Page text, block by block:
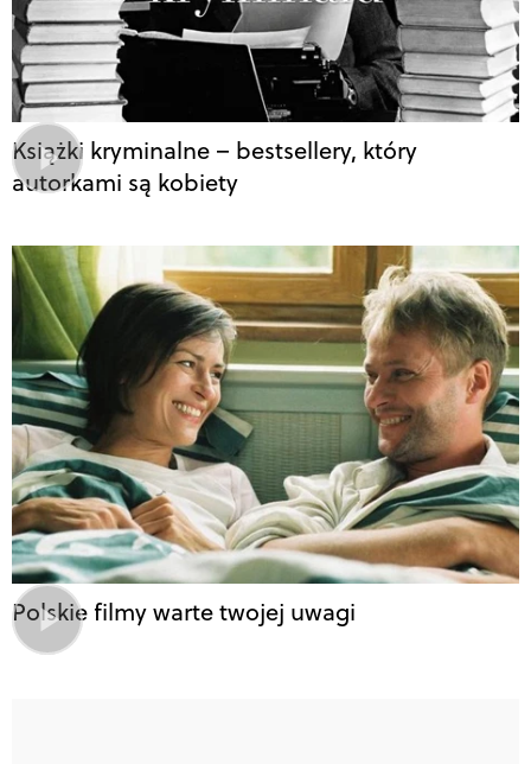
Książki kryminalne – bestsellery, który
autorkami są kobiety
Polskie filmy warte twojej uwagi